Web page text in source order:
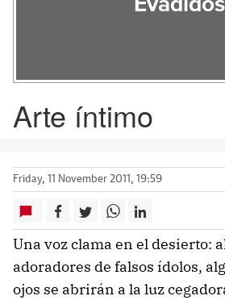
Evadidos
Arte íntimo
Friday, 11 November 2011, 19:59
Una voz clama en el desierto:
adoradores de falsos ídolos,
ojos se abrirán a la luz